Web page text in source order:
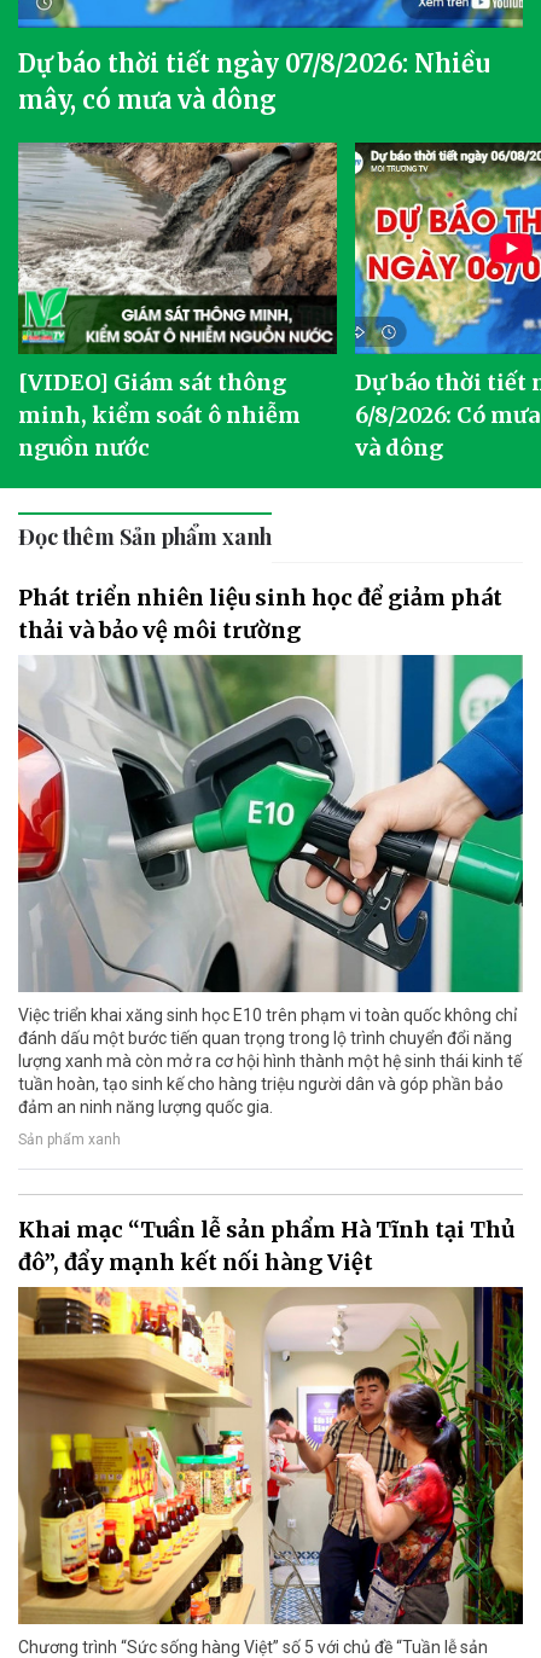
Dự báo thời tiết ngày 07/8/2026: Nhiều
mây, có mưa và dông
[VIDEO] Giám sát thông
minh, kiểm soát ô nhiễm
nguồn nước
Dự báo thời tiết
6/8/2026: Có
và dông
Đọc thêm Sản phẩm xanh
Phát triển nhiên liệu sinh học để giảm phát
thải và bảo vệ môi trường
Việc triển khai xăng sinh học E10 trên phạm vi toàn quốc không chỉ
đánh dấu một bước tiến quan trọng trong lộ trình chuyển đổi năng
lượng xanh mà còn mở ra cơ hội hình thành một hệ sinh thái kinh tế
tuần hoàn, tạo sinh kế cho hàng triệu người dân và góp phần bảo
đảm an ninh năng lượng quốc gia.
Sản phẩm xanh
Khai mạc “Tuần lễ sản phẩm Hà Tĩnh tại Thủ
đô”, đẩy mạnh kết nối hàng Việt
Chương trình “Sức sống hàng Việt” số 5 với chủ đề “Tuần lễ sản